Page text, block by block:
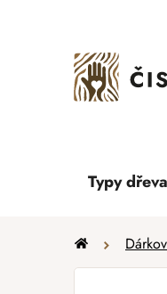
Typy dřeva
Domů